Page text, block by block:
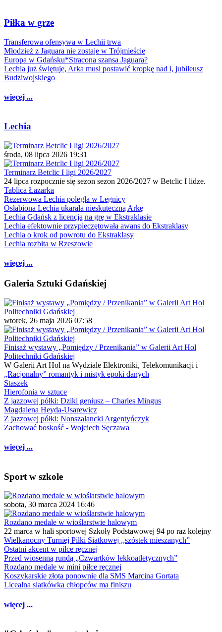
Piłka w grze
Transferowa ofensywa w Lechii trwa
Młodzież z Jaguara nie zostaje w Trójmieście
Europa w Gdańsku*Stracona szansa Jaguara?
Lechia już świętuje, Arka musi postawić kropkę nad i, jubileusz
Budziwojskiego
więcej ...
Lechia
środa, 08 lipca 2026 19:31
Terminarz Betclic I ligi 2026/2027
24 lipca rozpocznie się sezon sezon 2026/2027 w Betclic I lidze.
Tablica Łazarka
Rezerwowa Lechia poległa w Legnicy
Osłabiona Lechia ukarała nieskuteczną Arkę
Lechia Gdańsk z licencją na grę w Ekstraklasie
Lechia efektownie przypieczętowała awans do Ekstraklasy
Lechia o krok od powrotu do Ekstraklasy
Lechia rozbita w Rzeszowie
więcej ...
Galeria Sztuki Gdańskiej
wtorek, 26 maja 2026 07:58
Finisaż wystawy „Pomiędzy / Przenikania” w Galerii Art Hol
Politechniki Gdańskiej
W Galerii Art Hol na Wydziale Elektroniki, Telekomunikacji i
„Racjonalny” romantyk i mistyk epoki danych
Staszek
Hierofonia w sztuce
Z jazzowej półki: Dziki geniusz – Charles Mingus
Magdalena Heyda-Usarewicz
Z jazzowej półki: Nonszalancki Argentyńczyk
Zachować boskość - Wojciech Sęczawa
więcej ...
Sport w szkole
sobota, 30 marca 2024 16:46
Rozdano medale w wioślarstwie halowym
22 marca w hali sportowej Szkoły Podstawowej 94 po raz kolejny
Wielkanocny Turniej Piłki Siatkowej ,,szóstek mieszanych”
Ostatni akcent w piłce ręcznej
Przed wiosenną rundą „Czwartków lekkoatletycznych”
Rozdano medale w mini piłce ręcznej
Koszykarskie złota ponownie dla SMS Marcina Gortata
Licealna siatkówka chłopców ma finiszu
więcej ...